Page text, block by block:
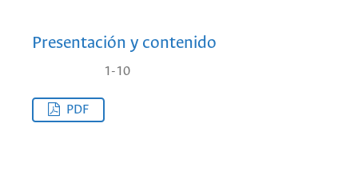
Presentación y contenido
1-10
PDF